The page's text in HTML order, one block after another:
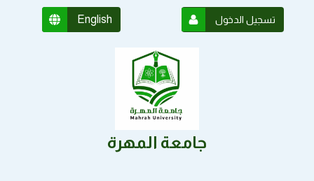
English تسجيل الدخول
جامعة المهرة